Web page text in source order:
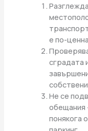
е по-
сградата
Не се
обещания
понякога